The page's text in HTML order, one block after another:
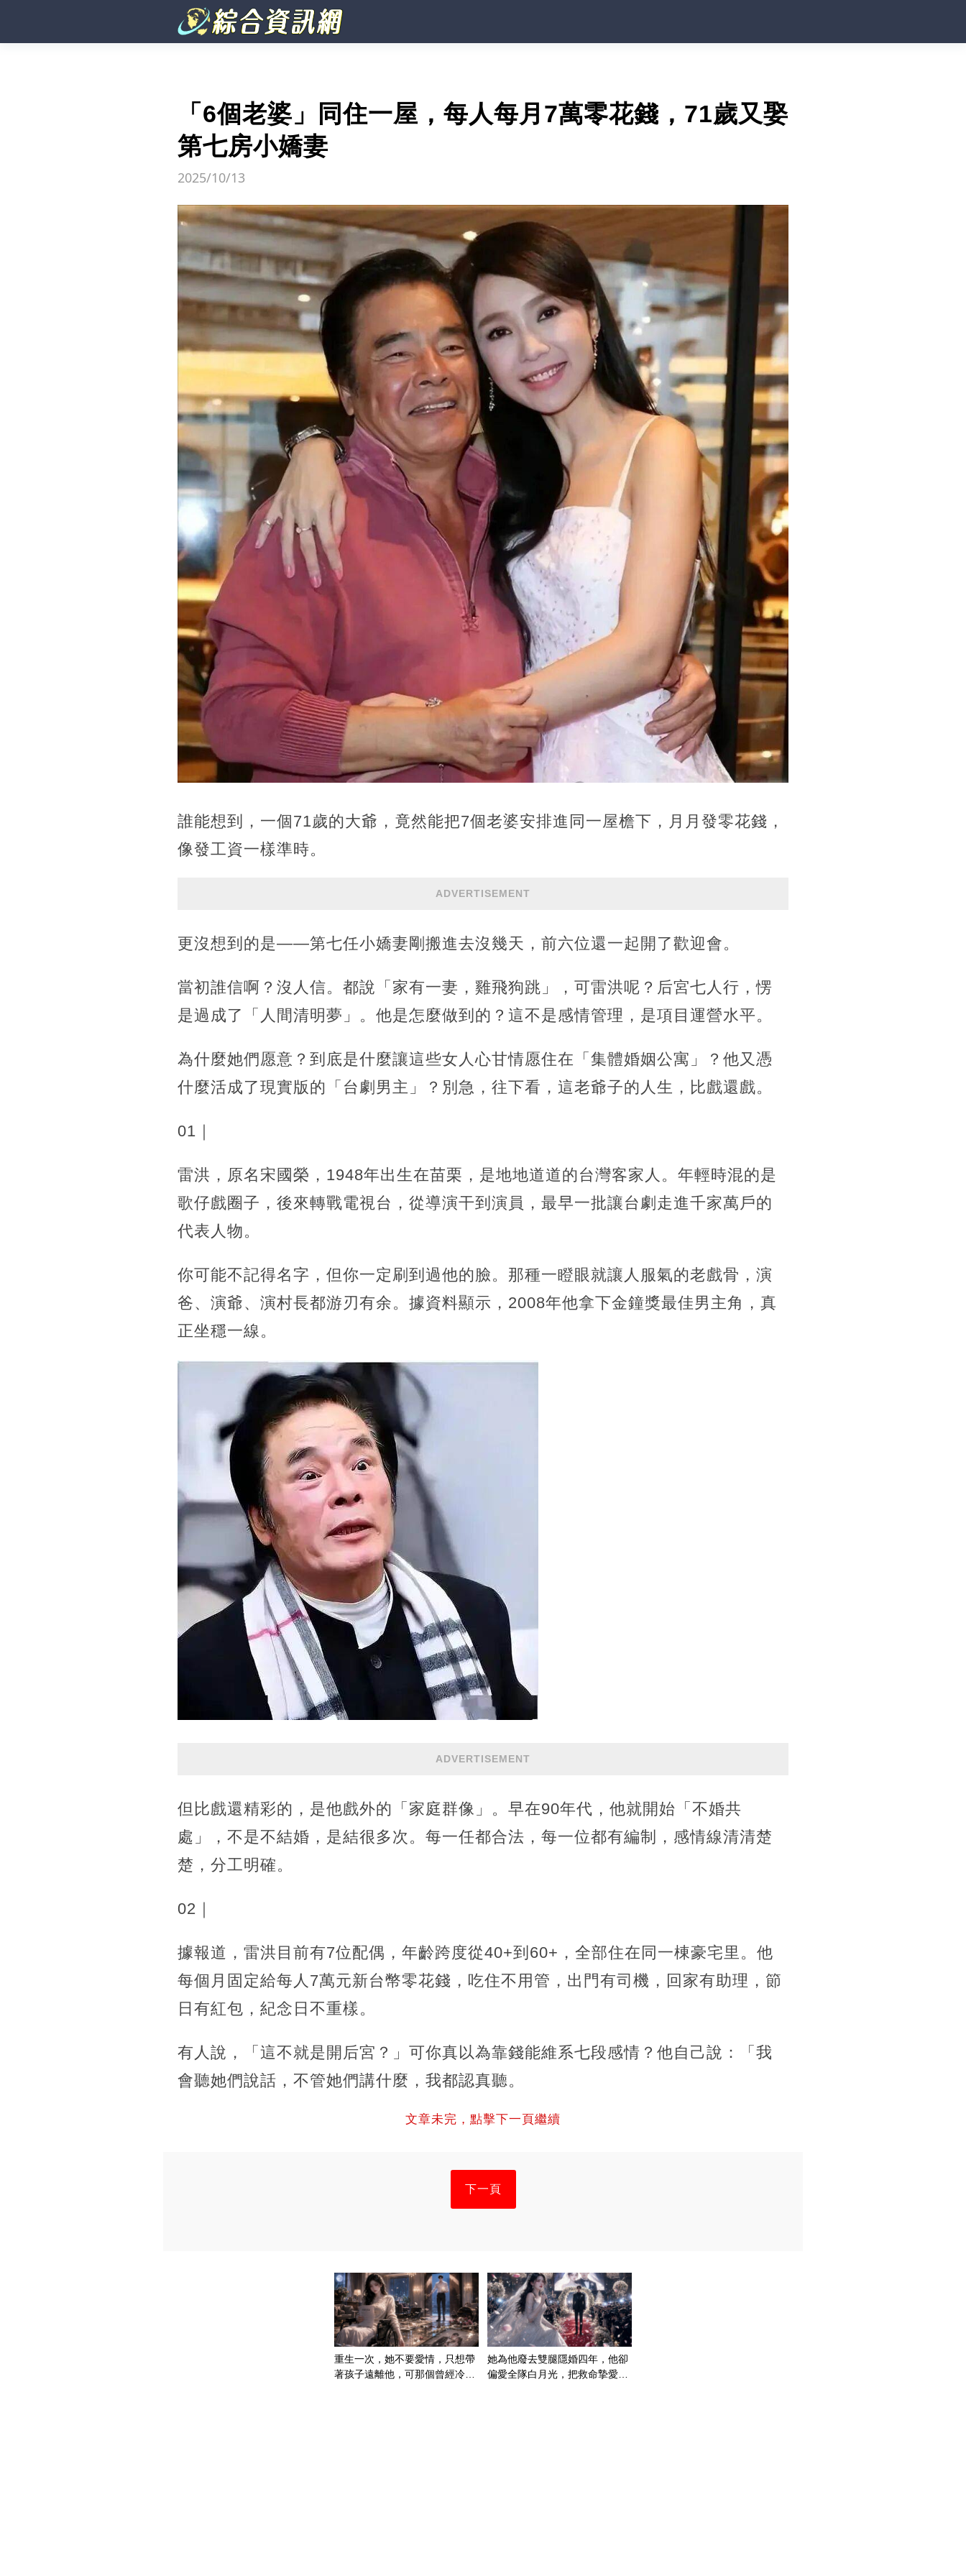
「6個老婆」同住一屋，每人每月7萬零花錢，71歲又娶
第七房小嬌妻
2025/10/13
誰能想到，一個71歲的大爺，竟然能把7個老婆安排進同一屋檐下，月月發零花錢，
像發工資一樣準時。
ADVERTISEMENT
更沒想到的是——第七任小嬌妻剛搬進去沒幾天，前六位還一起開了歡迎會。
當初誰信啊？沒人信。都說「家有一妻，雞飛狗跳」，可雷洪呢？后宮七人行，愣
是過成了「人間清明夢」。他是怎麼做到的？這不是感情管理，是項目運營水平。
為什麼她們愿意？到底是什麼讓這些女人心甘情愿住在「集體婚姻公寓」？他又憑
什麼活成了現實版的「台劇男主」？別急，往下看，這老爺子的人生，比戲還戲。
01｜
雷洪，原名宋國榮，1948年出生在苗栗，是地地道道的台灣客家人。年輕時混的是
歌仔戲圈子，後來轉戰電視台，從導演干到演員，最早一批讓台劇走進千家萬戶的
代表人物。
你可能不記得名字，但你一定刷到過他的臉。那種一瞪眼就讓人服氣的老戲骨，演
爸、演爺、演村長都游刃有余。據資料顯示，2008年他拿下金鐘獎最佳男主角，真
正坐穩一線。
ADVERTISEMENT
但比戲還精彩的，是他戲外的「家庭群像」。早在90年代，他就開始「不婚共
處」，不是不結婚，是結很多次。每一任都合法，每一位都有編制，感情線清清楚
楚，分工明確。
02｜
據報道，雷洪目前有7位配偶，年齡跨度從40+到60+，全部住在同一棟豪宅里。他
每個月固定給每人7萬元新台幣零花錢，吃住不用管，出門有司機，回家有助理，節
日有紅包，紀念日不重樣。
有人說，「這不就是開后宮？」可你真以為靠錢能維系七段感情？他自己說：「我
會聽她們說話，不管她們講什麼，我都認真聽。
文章未完，點擊下一頁繼續
下一頁
重生一次，她不要愛情，只想帶
著孩子遠離他，可那個曾經冷漠
她為他廢去雙腿隱婚四年，他卻
偏愛全隊白月光，把救命摯愛當